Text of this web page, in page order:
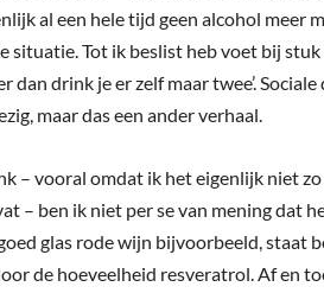
al een hele tijd geen alcohol meer
situatie. Tot ik beslist heb voet bij
dan drink je er zelf maar twee’.
maar das een ander verhaal.
– vooral omdat ik het eigenlijk niet
– ben ik niet per se van mening dat
glas rode wijn bijvoorbeeld, staat
de hoeveelheid resveratrol. Af en